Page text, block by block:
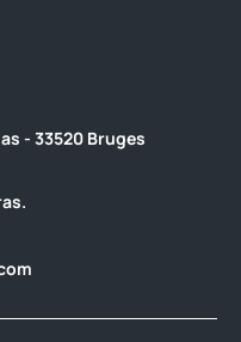
- 33520 Bruges